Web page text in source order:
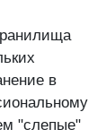
в
"слепые"